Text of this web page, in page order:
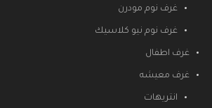
غرف نوم مودرن
غرف نوم نيو كلاسيك
غرف اطفال
غرف معيشه
انتريهات